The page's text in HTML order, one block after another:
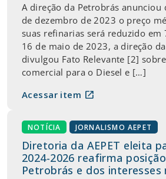
A direção da Petrobrás anunciou
de dezembro de 2023 o preço
suas refinarias será reduzido em
16 de maio de 2023, a direção
divulgou Fato Relevante [2]
comercial para o Diesel e […]
Acessar item open_in_new
NOTÍCIA JORNALISMO AEPET
Diretoria da AEPET eleita
2024-2026 reafirma
Petrobrás e dos interesses